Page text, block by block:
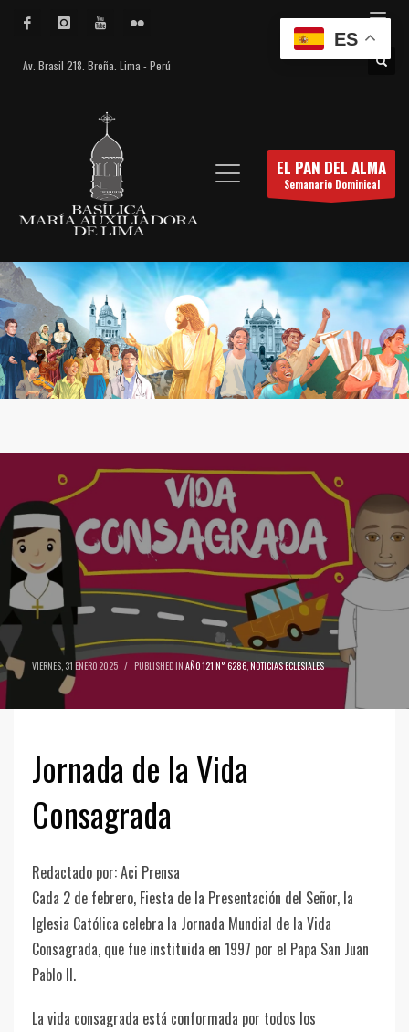
Av. Brasil 218. Breña. Lima - Perú
EL PAN DEL ALMA
Semanario Dominical
VIERNES, 31 ENERO 2025 / PUBLISHED IN AÑO 121 N° 6286,NOTICIAS ECLESIALES
Jornada de la Vida
Consagrada
Redactado por: Aci Prensa
Cada 2 de febrero, Fiesta de la Presentación del Señor, la
Iglesia Católica celebra la Jornada Mundial de la Vida
Consagrada, que fue instituida en 1997 por el Papa San Juan
Pablo II.
La vida consagrada está conformada por todos los
ES